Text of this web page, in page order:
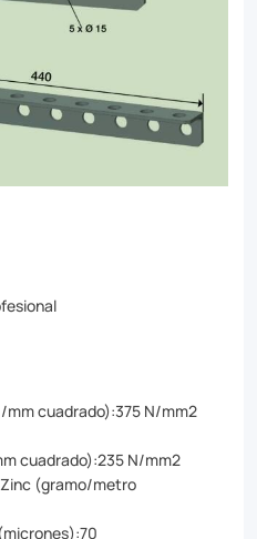
mm cuadrado):375 N/mm2
cuadrado):235 N/mm2
Zinc (gramo/metro